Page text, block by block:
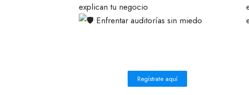
explican tu negocio
Enfrentar auditorías sin miedo
Regístrate aquí